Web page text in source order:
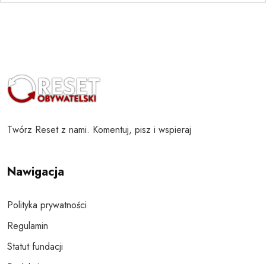
Twórz Reset z nami. Komentuj, pisz i wspieraj
Nawigacja
Polityka prywatności
Regulamin
Statut fundacji